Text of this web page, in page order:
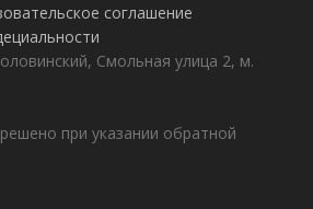
соглашение
Смольная улица 2, м.
при указании обратной